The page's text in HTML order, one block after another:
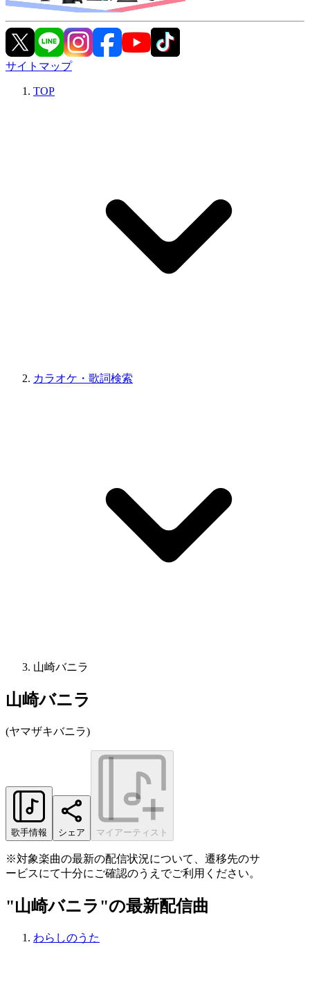
サイトマップ
TOP
カラオケ・歌詞検索
山崎バニラ
山崎バニラ
(ヤマザキバニラ)
歌手情報 シェア マイアーティスト
※対象楽曲の最新の配信状況について、遷移先のサ
ービスにて十分にご確認のうえでご利用ください。
"山崎バニラ"の最新配信曲
わらしのうた